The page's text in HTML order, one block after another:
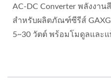
AC-DC Converter พลังงาน
สำหรับผลิตภัณฑ์ซีรีส์ GAXG
5~30 วัตต์ พร้อมโมดูลและแ